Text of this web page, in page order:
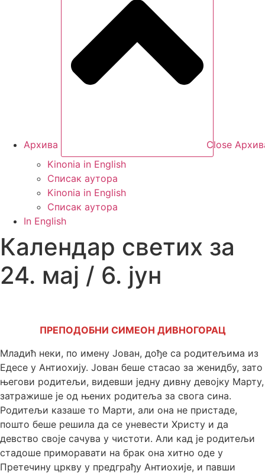
Архива
Close
Kinonia in English
Списак аутора
Kinonia in English
Списак аутора
In English
Календар светих за
24. мај / 6. јун
ПРЕПОДОБНИ СИМЕОН ДИВНОГОРАЦ
Младић неки, по имену Јован, дође са родитељима из
Едесе у Антиохију. Јован беше стасао за женидбу, зато
његови родитељи, видевши једну дивну девојку Марту,
затражише је од њених родитеља за свога сина.
Родитељи казаше то Марти, али она не пристаде,
пошто беше решила да се уневести Христу и да
девство своје сачува у чистоти. Али кад је родитељи
стадоше приморавати на брак она хитно оде у
Претечину цркву у предграђу Антиохије, и павши